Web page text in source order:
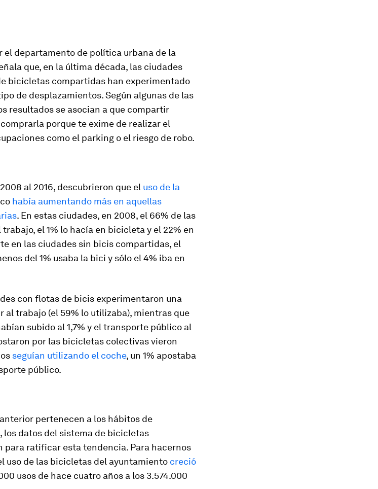
el departamento de política urbana de la
que, en la última década, las ciudades
bicicletas compartidas han experimentado
de desplazamientos. Según algunas de las
resultados se asocian a que compartir
porque te exime de realizar el
como el parking o el riesgo de robo.
al 2016, descubrieron que el uso de la
había aumentando más en aquellas
. En estas ciudades, en 2008, el 66% de las
el 1% lo hacía en bicicleta y el 22% en
en las ciudades sin bicis compartidas, el
del 1% usaba la bici y sólo el 4% iba en
con flotas de bicis experimentaron una
al trabajo (el 59% lo utilizaba), mientras que
subido al 1,7% y el transporte público al
por las bicicletas colectivas vieron
seguían utilizando el coche, un 1% apostaba
público.
pertenecen a los hábitos de
datos del sistema de bicicletas
para ratificar esta tendencia. Para hacernos
uso de las bicicletas del ayuntamiento creció
usos de hace cuatro años a los 3.574.000